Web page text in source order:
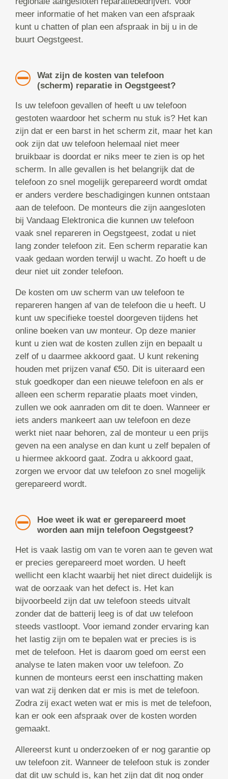
meer informatie of het maken van een afspraak
kunt u chatten of plan een afspraak in bij u in de
buurt Oegstgeest.
Wat zijn de kosten van telefoon
(scherm) reparatie in Oegstgeest?
Is uw telefoon gevallen of heeft u uw telefoon
gestoten waardoor het scherm nu stuk is? Het kan
zijn dat er een barst in het scherm zit, maar het kan
ook zijn dat uw telefoon helemaal niet meer
bruikbaar is doordat er niks meer te zien is op het
scherm. In alle gevallen is het belangrijk dat de
telefoon zo snel mogelijk gerepareerd wordt omdat
er anders verdere beschadigingen kunnen ontstaan
aan de telefoon. De monteurs die zijn aangesloten
bij Vandaag Elektronica die kunnen uw telefoon
vaak snel repareren in Oegstgeest, zodat u niet
lang zonder telefoon zit. Een scherm reparatie kan
vaak gedaan worden terwijl u wacht. Zo hoeft u de
deur niet uit zonder telefoon.
De kosten om uw scherm van uw telefoon te
repareren hangen af van de telefoon die u heeft. U
kunt uw specifieke toestel doorgeven tijdens het
online boeken van uw monteur. Op deze manier
kunt u zien wat de kosten zullen zijn en bepaalt u
zelf of u daarmee akkoord gaat. U kunt rekening
houden met prijzen vanaf €50. Dit is uiteraard een
stuk goedkoper dan een nieuwe telefoon en als er
alleen een scherm reparatie plaats moet vinden,
zullen we ook aanraden om dit te doen. Wanneer er
iets anders mankeert aan uw telefoon en deze
werkt niet naar behoren, zal de monteur u een prijs
geven na een analyse en dan kunt u zelf bepalen of
u hiermee akkoord gaat. Zodra u akkoord gaat,
zorgen we ervoor dat uw telefoon zo snel mogelijk
gerepareerd wordt.
Hoe weet ik wat er gerepareerd moet
worden aan mijn telefoon Oegstgeest?
Het is vaak lastig om van te voren aan te geven wat
er precies gerepareerd moet worden. U heeft
wellicht een klacht waarbij het niet direct duidelijk is
wat de oorzaak van het defect is. Het kan
bijvoorbeeld zijn dat uw telefoon steeds uitvalt
zonder dat de batterij leeg is of dat uw telefoon
steeds vastloopt. Voor iemand zonder ervaring kan
het lastig zijn om te bepalen wat er precies is is
met de telefoon. Het is daarom goed om eerst een
analyse te laten maken voor uw telefoon. Zo
kunnen de monteurs eerst een inschatting maken
van wat zij denken dat er mis is met de telefoon.
Zodra zij exact weten wat er mis is met de telefoon,
kan er ook een afspraak over de kosten worden
gemaakt.
Allereerst kunt u onderzoeken of er nog garantie op
uw telefoon zit. Wanneer de telefoon stuk is zonder
dat dit uw schuld is, kan het zijn dat dit nog onder